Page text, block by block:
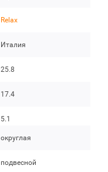
Relax
Италия
25.8
17.4
5.1
округлая
подвесной